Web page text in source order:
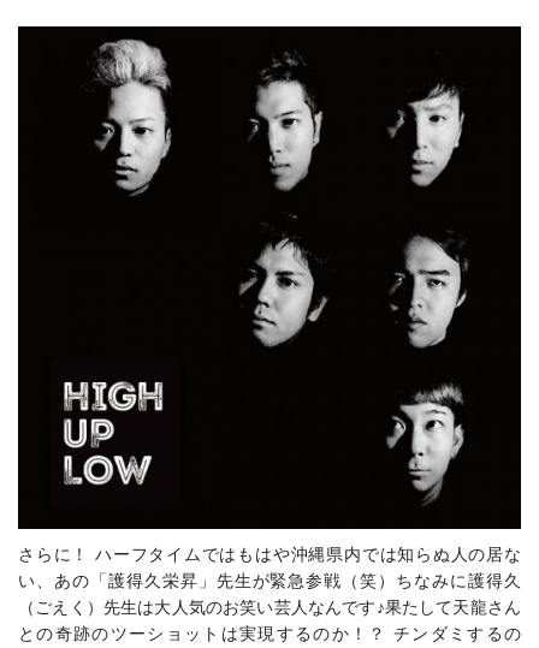
さらに！ ハーフタイムではもはや沖縄県内では知らぬ人の居な
い、あの「護得久栄昇」先生が緊急参戦（笑）ちなみに護得久
（ごえく）先生は大人気のお笑い芸人なんです♪果たして天龍さん
との奇跡のツーショットは実現するのか！？ チンダミするの